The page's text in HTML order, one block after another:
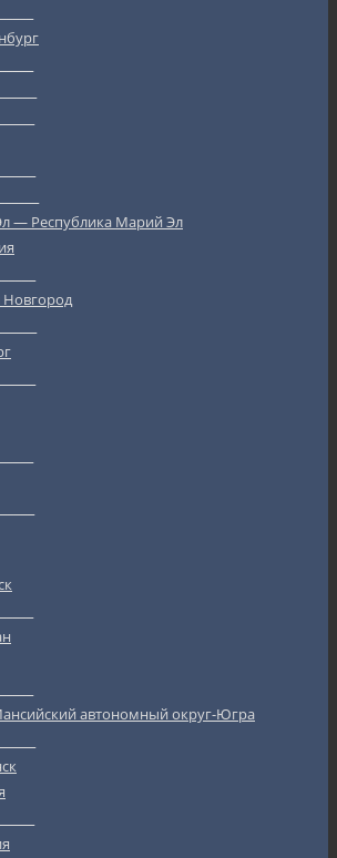
— Республика Марий Эл
автономный округ-Югра